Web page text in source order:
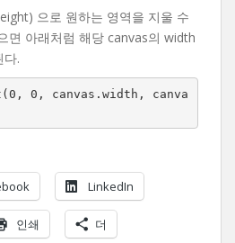
으로 원하는 영역을 지울 수
면 아래처럼 해당 canvas의 width
.
0, canvas.width, canva
LinkedIn
인쇄 더